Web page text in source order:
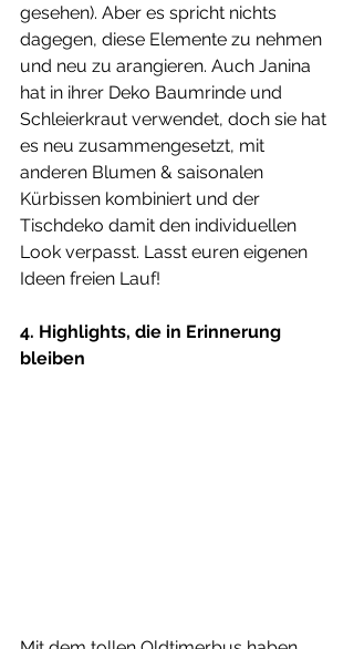
gesehen). Aber es spricht nichts
dagegen, diese Elemente zu nehmen
und neu zu arangieren. Auch Janina
hat in ihrer Deko Baumrinde und
Schleierkraut verwendet, doch sie hat
es neu zusammengesetzt, mit
anderen Blumen & saisonalen
Kürbissen kombiniert und der
Tischdeko damit den individuellen
Look verpasst. Lasst euren eigenen
Ideen freien Lauf!
4. Highlights, die in Erinnerung
bleiben